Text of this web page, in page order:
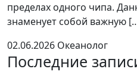
пределах одного чипа.
знаменует собой важную
02.06.2026 Океанолог
Последние